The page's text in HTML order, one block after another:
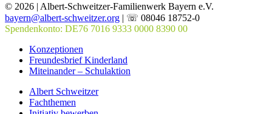
© 2026 | Albert-Schweitzer-Familienwerk Bayern e.V.
bayern@albert-schweitzer.org | ☏ 08046 18752-0
Spendenkonto: DE76 7016 9333 0000 8390 00
Konzeptionen
Freundesbrief Kinderland
Miteinander – Schulaktion
Albert Schweitzer
Fachthemen